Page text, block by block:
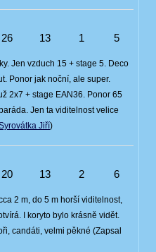
26 13 1 5
Jen vzduch 15 + stage 5. Deco
Ponor jak noční, ale super.
2x7 + stage EAN36. Ponor 65
Jen ta viditelnost velice
Jiří)
20 13 2 6
2 m, do 5 m horší viditelnost,
I koryto bylo krásně vidět.
candáti, velmi pěkné (Zapsal